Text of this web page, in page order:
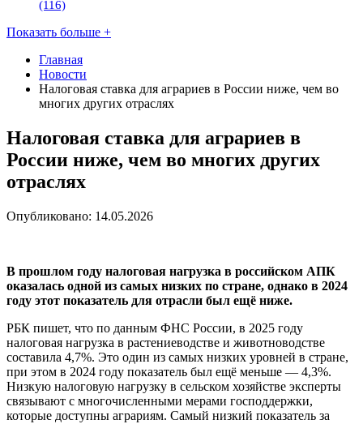
(116)
Показать больше +
Главная
Новости
Налоговая ставка для аграриев в России ниже, чем во
многих других отраслях
Налоговая ставка для аграриев в
России ниже, чем во многих других
отраслях
Опубликовано: 14.05.2026
В прошлом году налоговая нагрузка в российском АПК
оказалась одной из самых низких по стране, однако в 2024
году этот показатель для отрасли был ещё ниже.
РБК пишет, что по данным ФНС России, в 2025 году
налоговая нагрузка в растениеводстве и животноводстве
составила 4,7%. Это один из самых низких уровней в стране,
при этом в 2024 году показатель был ещё меньше — 4,3%.
Низкую налоговую нагрузку в сельском хозяйстве эксперты
связывают с многочисленными мерами господдержки,
которые доступны аграриям. Самый низкий показатель за